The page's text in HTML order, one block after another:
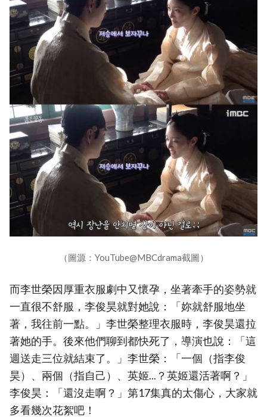
（圖源：YouTube@MBCdrama截圖）
而李世榮因厚重衣服劇中又懷孕，坐著牽手的姿勢就
一直很不舒服，李俊昊就對她說：「妳就舒服地坐
著，我往前一點。」李世榮整理衣服時，李俊昊還拉
著她的手。後來他們聊到都快死了，導演也說：「這
週送走三位就結束了。」李世榮：「一個（指李俊
昊）、兩個（指自己）、英姬...？英姬還活著啊？」
李俊昊：「還沒走啊？」第17集真的太傷心，大家就
多看幾次花絮吧！